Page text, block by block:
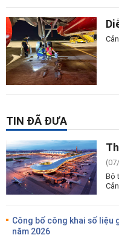
TIN ĐÃ ĐƯA
Bộ
Công bố công khai số liệu
năm 2026